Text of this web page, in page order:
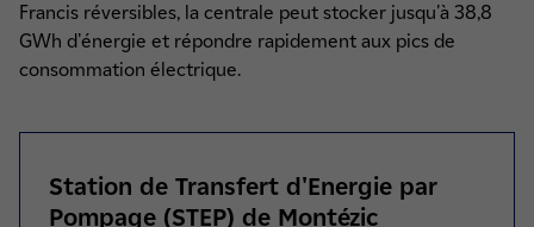
Francis réversibles, la centrale peut stocker jusqu'à 38,8
GWh d'énergie et répondre rapidement aux pics de
consommation électrique.
Station de Transfert d'Energie par
Pompage (STEP) de Montézic